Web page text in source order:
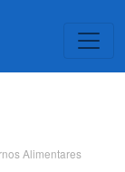
Alimentares